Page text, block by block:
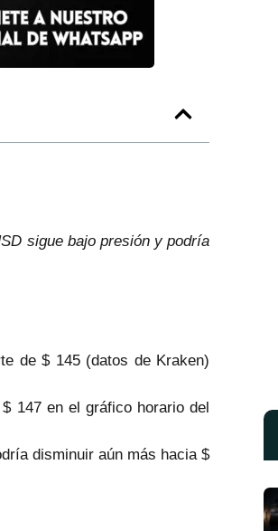
sigue bajo presión y podría
de $ 145 (datos de Kraken)
147 en el gráfico horario del
disminuir aún más hacia $